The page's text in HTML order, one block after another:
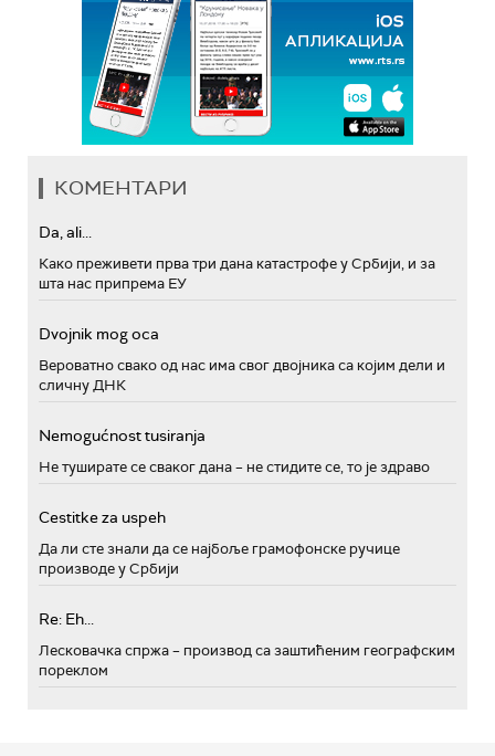
КОМЕНТАРИ
Da, ali...
Како преживети прва три дана катастрофе у Србији, и за
шта нас припрема ЕУ
Dvojnik mog oca
Вероватно свако од нас има свог двојника са којим дели и
сличну ДНК
Nemogućnost tusiranja
Не туширате се сваког дана – не стидите се, то је здраво
Cestitke za uspeh
Да ли сте знали да се најбоље грамофонске ручице
производе у Србији
Re: Eh...
Лесковачка спржа – производ са заштићеним географским
пореклом